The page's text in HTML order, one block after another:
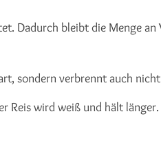
Dadurch bleibt die Menge
sondern verbrennt auch
Reis wird weiß und hält länger.